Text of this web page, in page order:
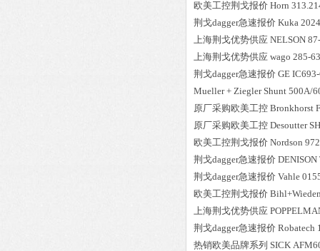
欧美工控荆戈报价 Horn
荆戈dagger急速报价 Kuka
上海荆戈优势供应 NELSON
上海荆戈优势供应 wago 285-
荆戈dagger急速报价 GE
Mueller + Ziegler Shunt 500A/
原厂采购欧美工控 Bronkhorst
原厂采购欧美工控 Desoutter
欧美工控荆戈报价 Nordson
荆戈dagger急速报价 DENISON
荆戈dagger急速报价 Vahle
欧美工控荆戈报价
上海荆戈优势供应
荆戈dagger急速报价 Robatech
热销欧美品牌系列 SICK